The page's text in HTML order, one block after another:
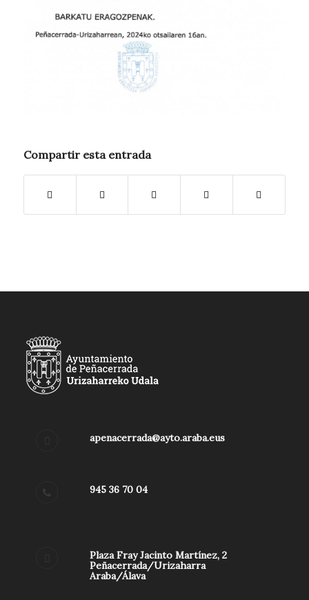
Compartir esta entrada
apenacerrada@ayto.araba.eus
945 36 70 04
Plaza Fray Jacinto Martínez, 2
Peñacerrada/Urizaharra
Araba/Álava